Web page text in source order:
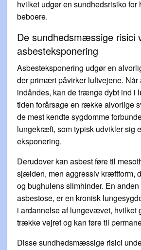
hvilket udgør en sundhedsrisiko for
beboere.
De sundhedsmæssige risici
asbesteksponering
Asbesteksponering udgør en
der primært påvirker luftvejene. Når
indåndes, kan de trænge dybt ind i
tiden forårsage en række alvorlige
de mest kendte sygdomme
lungekræft, som typisk udvikler sig
eksponering.
Derudover kan asbest føre til
sjælden, men aggressiv kræftform,
og bughulens slimhinder. En anden
asbestose, er en kronisk
i ardannelse af lungevævet, hvilket
trække vejret og kan føre til
Disse sundhedsmæssige risici